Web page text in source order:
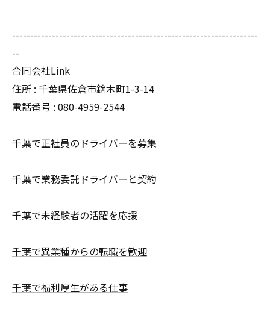
--------------------------------------------------------------------
--
合同会社Link
住所 : 千葉県佐倉市鏑木町1-3-14
電話番号 : 080-4959-2544
千葉で正社員のドライバーを募集
千葉で業務委託ドライバーと契約
千葉で未経験者の活躍を応援
千葉で異業種からの転職を歓迎
千葉で福利厚生がある仕事